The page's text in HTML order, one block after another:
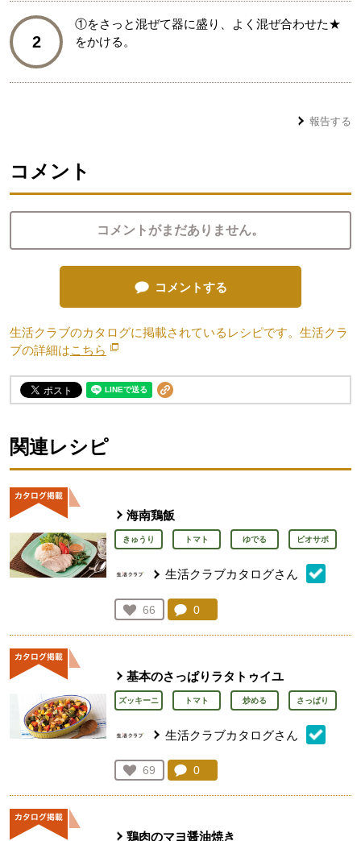
2
①をさっと混ぜて器に盛り、よく混ぜ合わせた★
をかける。
報告する
コメント
コメントがまだありません。
コメントする
生活クラブのカタログに掲載されているレシピです。生活クラ
ブの詳細はこちら 別のウィンドウで開きます。
関連レシピ
海南鶏飯
きゅうり トマト ゆでる ビオサポ
生活クラブカタログさん
お気に入り登録：
66
人が登録
コメント：
0
基本のさっぱりラタトゥイユ
ズッキーニ トマト 炒める さっぱり
生活クラブカタログさん
お気に入り登録：
69
人が登録
コメント：
0
鶏肉のマヨ醤油焼き